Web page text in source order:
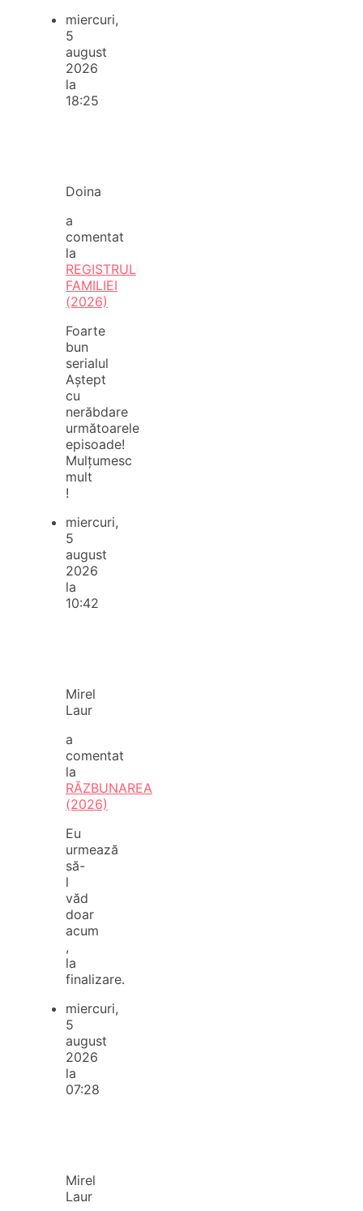
miercuri,
5
august
2026
la
18:25
Doina
a
comentat
la
REGISTRUL
FAMILIEI
(2026)
Foarte
bun
serialul
Aștept
cu
nerăbdare
următoarele
episoade!
Mulțumesc
mult
!
miercuri,
5
august
2026
la
10:42
Mirel
Laur
a
comentat
la
RĂZBUNAREA
(2026)
Eu
urmează
să-
l
văd
doar
acum
,
la
finalizare.
miercuri,
5
august
2026
la
07:28
Mirel
Laur